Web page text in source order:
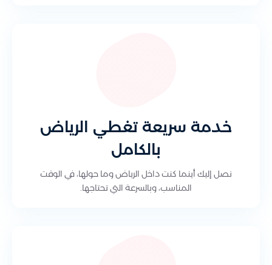
خدمة سريعة تغطي الرياض
بالكامل
نصل إليك أينما كنت داخل الرياض وما حولها، في الوقت
المناسب، وبالسرعة التي تحتاجها.